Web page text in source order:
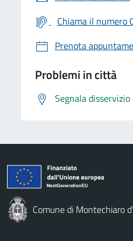
Chiama il numero
Prenota
Problemi in città
Segnala disservizio
Comune di Montechiaro